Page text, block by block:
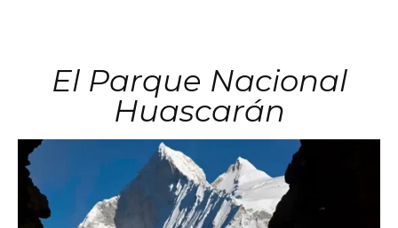
El Parque Nacional
Huascarán